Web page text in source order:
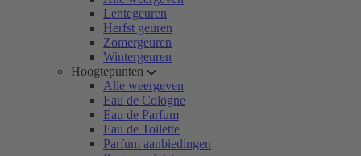
Lentegeuren
Herfst geuren
Zomergeuren
Wintergeuren
Hoogtepunten
Alle weergeven
Eau de Cologne
Eau de Parfum
Eau de Toilette
Parfum aanbiedingen